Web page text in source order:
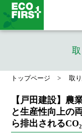
トップページ 取
【戸田建設】農
と生産性向上の
ら排出される